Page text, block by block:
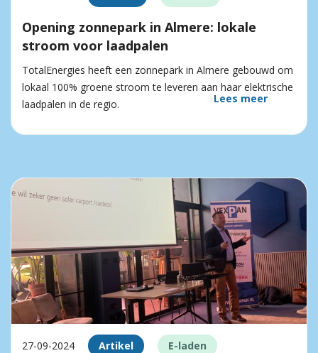
Opening zonnepark in Almere: lokale
stroom voor laadpalen
TotalEnergies heeft een zonnepark in Almere gebouwd om
lokaal 100% groene stroom te leveren aan haar elektrische
laadpalen in de regio.
Lees meer
27-09-2024 Artikel E-laden